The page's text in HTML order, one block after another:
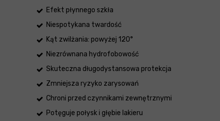
Efekt płynnego szkła
Niespotykana twardość
Kąt zwilżania: powyżej 120°
Niezrównana hydrofobowość
Skuteczna długodystansowa protekcja
Zmniejsza ryzyko zarysowań
Chroni przed czynnikami zewnętrznymi
Potęguje połysk i głębie lakieru